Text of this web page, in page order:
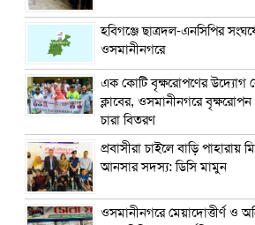
হবিগঞ্জে ছাত্রদল-এনসিপির
ওসমানীনগরে
এক কোটি বৃক্ষরোপণের উদ্যোগ
ক্লাবের, ওসমানীনগরে
চারা বিতরণ
প্রবাসীরা চাইলে বাড়ি পাহারায়
আনসার সদস্য: ডিসি মামুন
ওসমানীনগরে মেয়াদোত্তীর্ণ ও